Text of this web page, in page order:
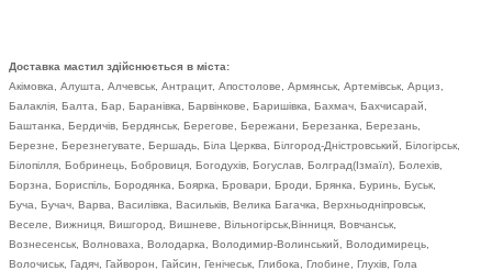
Доставка мастил здійснюється в міста:
Акімовка, Алушта, Алчевськ, Антрацит, Апостолове, Армянськ, Артемівськ, Арциз,
Балаклія, Балта, Бар, Баранівка, Барвінкове, Баришівка, Бахмач, Бахчисарай,
Баштанка, Бердичів, Бердянськ, Берегове, Бережани, Березанка, Березань,
Березне, Березнегувате, Бершадь, Біла Церква, Білгород-Дністровський, Білогірськ,
Білопілля, Бобринець, Бобровиця, Богодухів, Богуслав, Болград(Ізмаїл), Болехів,
Борзна, Бориспіль, Бородянка, Боярка, Бровари, Броди, Брянка, Буринь, Буськ,
Буча, Бучач, Варва, Василівка, Васильків, Велика Багачка, Верхньодніпровськ,
Веселе, Вижниця, Вишгород, Вишневе, Вільногірськ,Вінниця, Вовчанськ,
Вознесенськ, Волноваха, Володарка, Володимир-Волинський, Володимирець,
Волочиськ, Гадяч, Гайворон, Гайсин, Генічеськ, Глибока, Глобине, Глухів, Гола